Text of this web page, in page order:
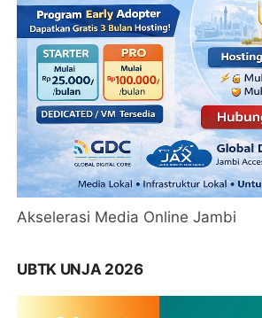
Akselerasi Media Online Jambi
UBTK UNJA 2026